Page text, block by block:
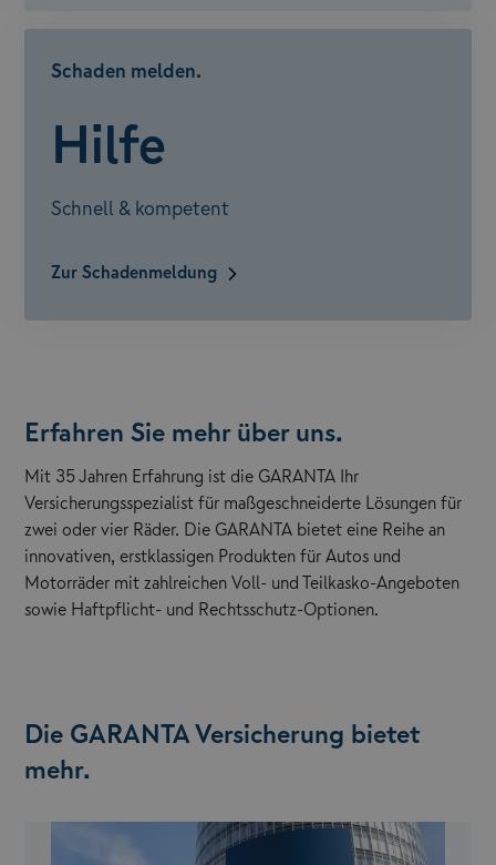
Schaden melden.
Hilfe
Schnell & kompetent
Zur Schadenmeldung
Erfahren Sie mehr über uns.
Mit 35 Jahren Erfahrung ist die GARANTA Ihr
Versicherungsspezialist für maßgeschneiderte Lösungen für
zwei oder vier Räder. Die GARANTA bietet eine Reihe an
innovativen, erstklassigen Produkten für Autos und
Motorräder mit zahlreichen Voll- und Teilkasko-Angeboten
sowie Haftpflicht- und Rechtsschutz-Optionen.
Die GARANTA Versicherung bietet
mehr.